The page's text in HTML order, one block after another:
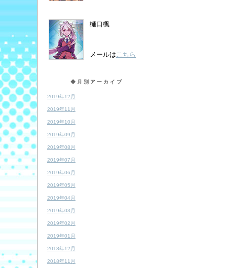
樋口楓
メールはこちら
◆月別アーカイブ
2019年12月
2019年11月
2019年10月
2019年09月
2019年08月
2019年07月
2019年06月
2019年05月
2019年04月
2019年03月
2019年02月
2019年01月
2018年12月
2018年11月